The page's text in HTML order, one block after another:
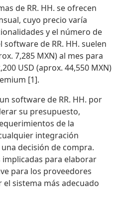
de RR. HH. se ofrecen
cuyo precio varía
y el número de
de RR. HH. suelen
7,285 MXN) al mes para
USD (aprox. 44,550 MXN)
[1].
software de RR. HH. por
su presupuesto,
de la
integración
decisión de compra.
para elaborar
para los proveedores
sistema más adecuado